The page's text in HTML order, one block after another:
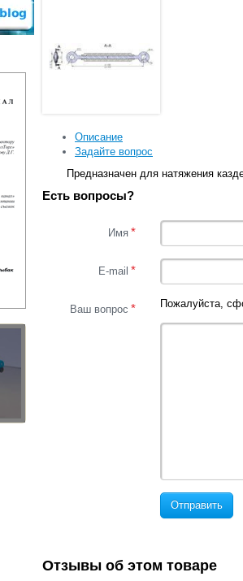
Описание
Задайте вопрос
Предназначен для натяжения
Есть вопросы?
Имя *
E-mail *
Ваш вопрос * Пожалуйста,
Отправить
Отзывы об этом товаре